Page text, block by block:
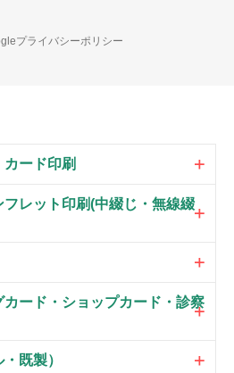
プライバシーポリシー
ード印刷
レット印刷(中綴じ・無線綴
ード・ショップカード・診察
既製）